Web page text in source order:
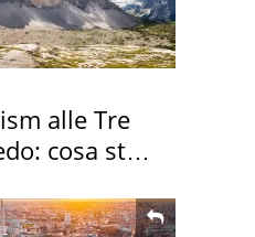
alle Tre
cosa sta